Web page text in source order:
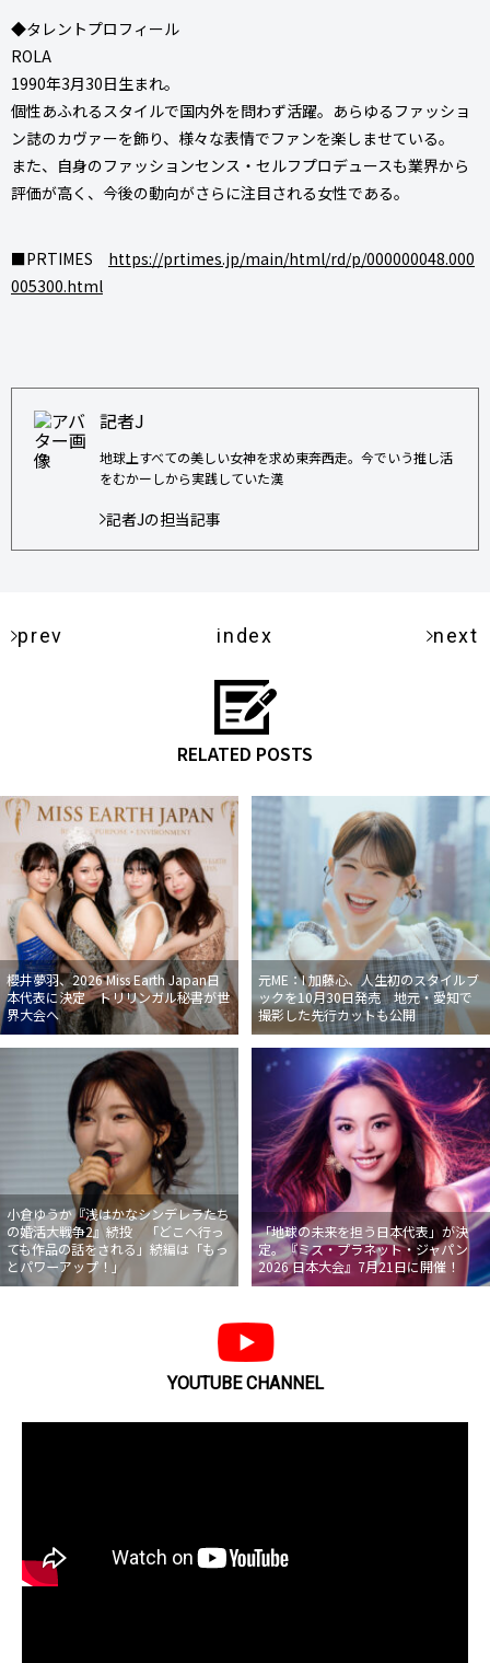
◆タレントプロフィール
ROLA
1990年3月30日生まれ。
個性あふれるスタイルで国内外を問わず活躍。あらゆるファッショ
ン誌のカヴァーを飾り、様々な表情でファンを楽しませている。
また、自身のファッションセンス・セルフプロデュースも業界から
評価が高く、今後の動向がさらに注目される女性である。
■PRTIMES https://prtimes.jp/main/html/rd/p/000000048.000
005300.html
記者J
地球上すべての美しい女神を求め東奔西走。今でいう推し活
をむかーしから実践していた漢
記者Jの担当記事
prev index next
RELATED POSTS
櫻井夢羽、2026 Miss Earth Japan日
本代表に決定 トリリンガル秘書が世
界大会へ
元ME：I 加藤心、人生初のスタイルブ
ックを10月30日発売 地元・愛知で
撮影した先行カットも公開
小倉ゆうか『浅はかなシンデレラたち
の婚活大戦争2』続投 「どこへ行っ
ても作品の話をされる」続編は「もっ
とパワーアップ！」
「地球の未来を担う日本代表」が決
定。『ミス・プラネット・ジャパン
2026 日本大会』7月21日に開催！
YOUTUBE CHANNEL